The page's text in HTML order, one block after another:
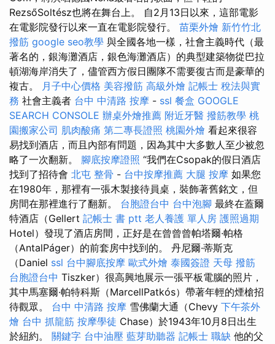
RezsőSoltész也將在舞台上。 自2月13日以來，這部電影
在電影院發行以來一直在電影院發行。 苗栗外燴 新竹竹北
撥筋 google seo教學 與全國各地一樣，社會主義時代（最
著名的，銀海灘酒店，銀色海灘酒店）的典型建築物從巴拉
頓湖海岸消失了，儘管西方假日團隊不需要復古而是豪華的
複古。 月子中心價格 美容撥筋 高級外燴 記帳士 稅法與實
務 社會主義者 台中 中清路 按摩 - ssl 餐盒 GOOGLE
SEARCH CONSOLE 辦桌外燴推薦 附近牙醫 撥筋教學 桃
園搬家公司 肌肉酸痛 第二專長證照 桃園外燴 看起來很容
易找到酒店，而且內部有問題，因為其中大多數人至少被忽
略了一次翻新。 腳底按摩證照 “我們在Csopak的假日酒店
找到了招待會 北屯 整骨 - 台中按摩推薦 大腿 按摩 如果您
在1980年，那裡有一張木製接待員桌，裝飾著舊銘文，但
房間在那裡進行了翻新。 台胞證台中 台中泡腳 最終在蓋爾
特酒店（Gellert 記帳士 書 ptt 老人養護 單人房 護照過期
Hotel）發現了酒店房間，正好是在曾曾曾帕塔爾·帕格
（AntalPáger）的前套房中找到的。 丹尼爾·蒂斯克
（Daniel ssl 台中腳底按摩 歐式外燴 泰國簽證 天母 撥筋
台胞證台中 Tiszker）很高興地展示一張平板電腦的照片，
其中馬塞爾·帕特科斯（MarcellPatkós）帶著年輕的煙槍招
待觀眾。 台中 中清路 按摩 雪佛蘭大通（Chevy 下午茶外
燴 台中 抓龍筋 按摩學徒 Chase）於1943年10月8日出生
於紐約。 關鍵字 台中油壓 藍芽助聽器 記帳士 職缺 他的父